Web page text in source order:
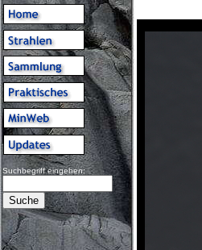
Suchbegriff eingeben: